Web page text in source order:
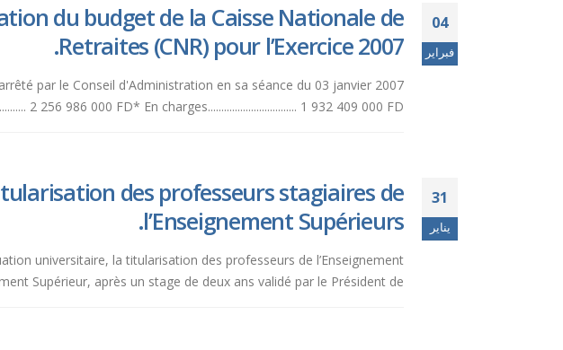
04
فبراير
du budget de la Caisse Nationale de
Retraites (CNR) pour l’Exercice 2007.
par le Conseil d'Administration en sa séance du 03 janvier 2007
2 256 986 000 FD* En charges................................. 1 932 409 000 FD*...
31
يناير
des professeurs stagiaires de
l’Enseignement Supérieurs.
universitaire, la titularisation des professeurs de l’Enseignement
Supérieur, après un stage de deux ans validé par le Président de...